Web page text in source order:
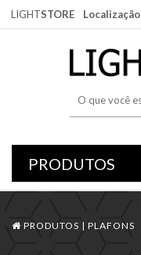
LIGHTSTORE Localização
PRODUTOS | PLAFONS